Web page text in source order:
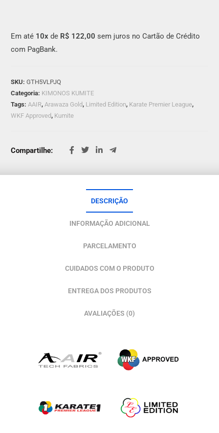
Em até 10x de R$ 122,00 sem juros no Cartão de Crédito
com PagBank.
SKU:GTH5VLPJQ
Categoria: KIMONOS KUMITE
Tags:AAIR,Arawaza Gold, Limited Edition, Karate Premier League,
WKF Approved, Kumite
Compartilhe:
DESCRIÇÃO
INFORMAÇÃO ADICIONAL
PARCELAMENTO
CUIDADOS COM O PRODUTO
ENTREGA DOS PRODUTOS
AVALIAÇÕES (0)